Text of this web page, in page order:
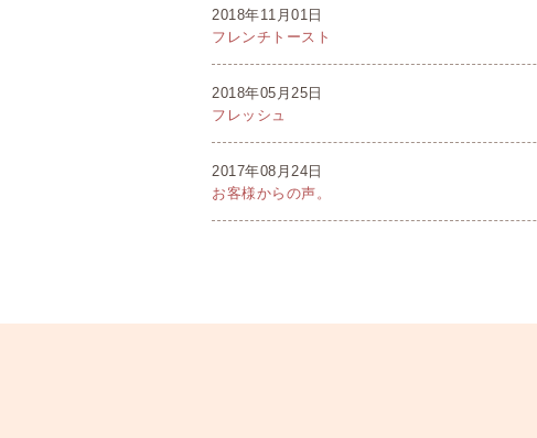
2018年11月01日
フレンチトースト
2018年05月25日
フレッシュ
2017年08月24日
お客様からの声。